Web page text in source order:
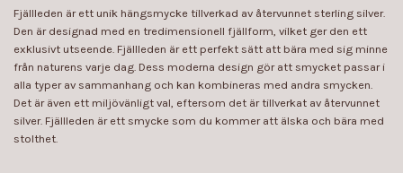
Fjällleden är ett unik hängsmycke tillverkad av återvunnet sterling silver.
Den är designad med en tredimensionell fjällform, vilket ger den ett
exklusivt utseende. Fjällleden är ett perfekt sätt att bära med sig minne
från naturens varje dag. Dess moderna design gör att smycket passar i
alla typer av sammanhang och kan kombineras med andra smycken.
Det är även ett miljövänligt val, eftersom det är tillverkat av återvunnet
silver. Fjällleden är ett smycke som du kommer att älska och bära med
stolthet.